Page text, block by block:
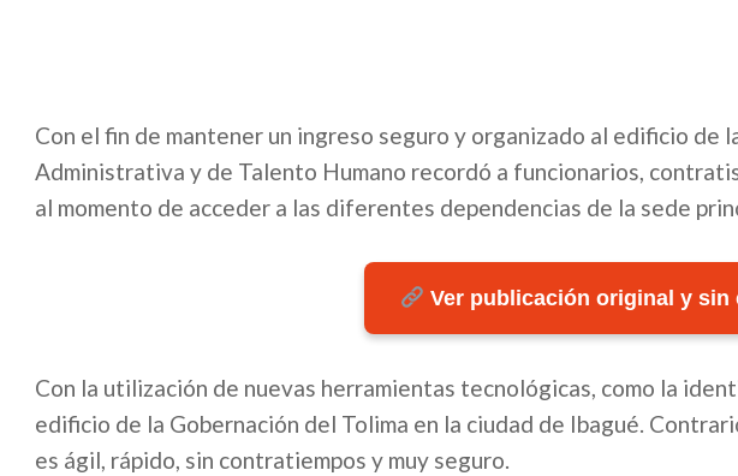
Con el fin de mantener un ingreso seguro y organizado al edificio de
Administrativa y de Talento Humano recordó a funcionarios,
al momento de acceder a las diferentes dependencias de la sede
Ver publicación original y sin
Con la utilización de nuevas herramientas tecnológicas, como la
edificio de la Gobernación del Tolima en la ciudad de Ibagué.
es ágil, rápido, sin contratiempos y muy seguro.